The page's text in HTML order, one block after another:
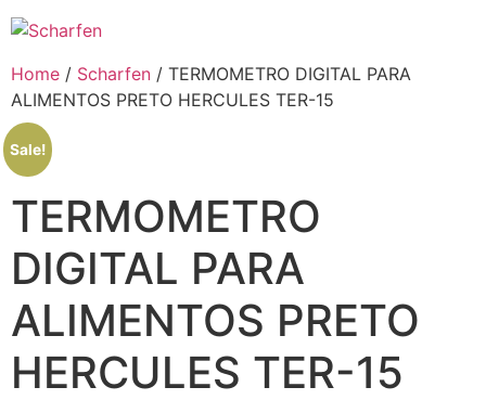
para
conteúdo
Home / Scharfen / TERMOMETRO DIGITAL PARA
ALIMENTOS PRETO HERCULES TER-15
Sale!
TERMOMETRO
DIGITAL PARA
ALIMENTOS PRETO
HERCULES TER-15